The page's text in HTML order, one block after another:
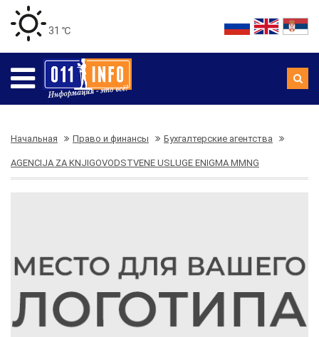
31 ℃
Начальная Право и финансы Бухгалтерские агентства
AGENCIJA ZA KNJIGOVODSTVENE USLUGE ENIGMA MMNG